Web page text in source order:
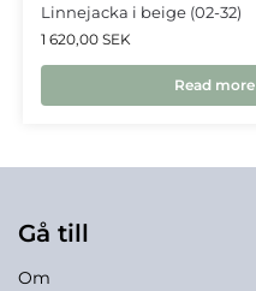
Linnejacka i beige (02-32)
1 620,00 SEK
Read more
Gå till
Om